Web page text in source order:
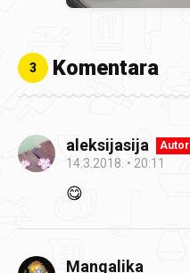
3 Komentara
aleksijasija Autor
14.3.2018. 20:11
😋
Mangalika